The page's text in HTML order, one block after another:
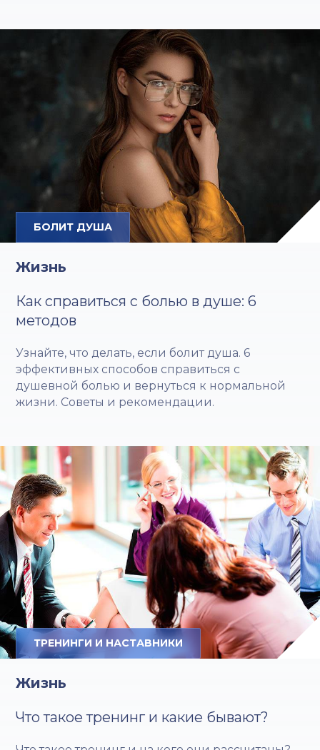
БОЛИТ ДУША
Жизнь
Как справиться с болью в душе: 6
методов
Узнайте, что делать, если болит душа. 6
эффективных способов справиться с
душевной болью и вернуться к нормальной
жизни. Советы и рекомендации.
ТРЕНИНГИ И НАСТАВНИКИ
Жизнь
Что такое тренинг и какие бывают?